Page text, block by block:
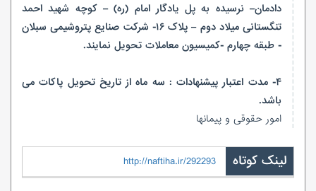
دادمان– نرسیده به پل یادگار امام (ره) – کوچه شهید احمد
تنگستانی میلاد دوم – پلاک ۱۶- شرکت صنایع پتروشیمی سبلان
- طبقه چهارم -کمیسیون معاملات تحویل نمایند.
۴- مدت اعتبار پیشنهادات : سه ماه از تاریخ تحویل پاکات می
باشد.
امور حقوقی و پیمانها
لینک کوتاه http://naftiha.ir/292293